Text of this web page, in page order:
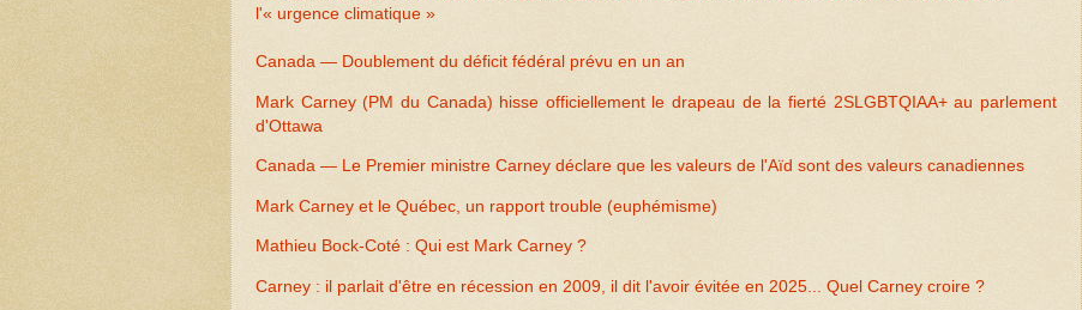
l'« urgence climatique »
Canada — Doublement du déficit fédéral prévu en un an
Mark Carney (PM du Canada) hisse officiellement le drapeau de la fierté 2SLGBTQIAA+ au parlement
d'Ottawa
Canada — Le Premier ministre Carney déclare que les valeurs de l'Aïd sont des valeurs canadiennes
Mark Carney et le Québec, un rapport trouble (euphémisme)
Mathieu Bock-Coté : Qui est Mark Carney ?
Carney : il parlait d'être en récession en 2009, il dit l'avoir évitée en 2025... Quel Carney croire ?